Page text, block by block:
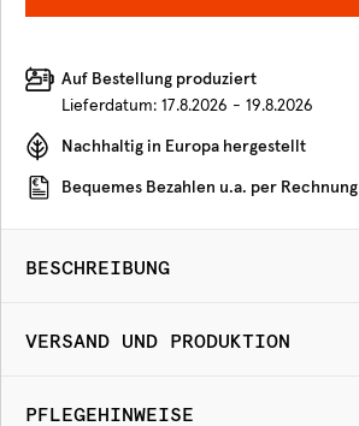
Auf Bestellung produziert
Lieferdatum: 17.8.2026 - 19.8.2026
Nachhaltig in Europa hergestellt
Bequemes Bezahlen u.a. per Rechnung
BESCHREIBUNG
VERSAND UND PRODUKTION
PFLEGEHINWEISE